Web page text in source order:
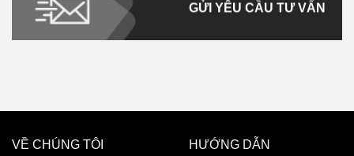
GỬI YÊU CẦU TƯ VẤN
VỀ CHÚNG TÔI
HƯỚNG DẪN